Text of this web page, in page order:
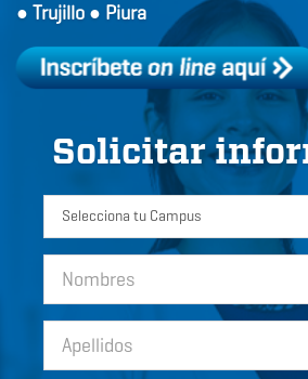
● Trujillo ● Piura
Solicitar